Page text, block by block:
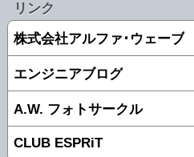
リンク
株式会社アルファ･ウェーブ
エンジニアブログ
A.W. フォトサークル
CLUB ESPRiT